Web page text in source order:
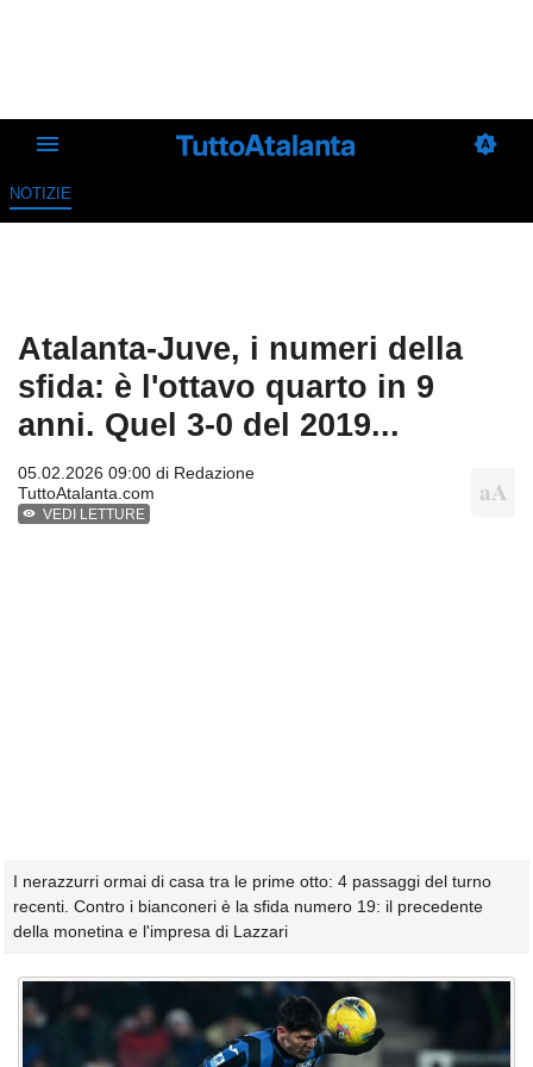
NOTIZIE
Atalanta-Juve, i numeri della
sfida: è l'ottavo quarto in 9
anni. Quel 3-0 del 2019...
05.02.2026 09:00 di Redazione
TuttoAtalanta.com
VEDI LETTURE
I nerazzurri ormai di casa tra le prime otto: 4 passaggi del turno
recenti. Contro i bianconeri è la sfida numero 19: il precedente
della monetina e l'impresa di Lazzari